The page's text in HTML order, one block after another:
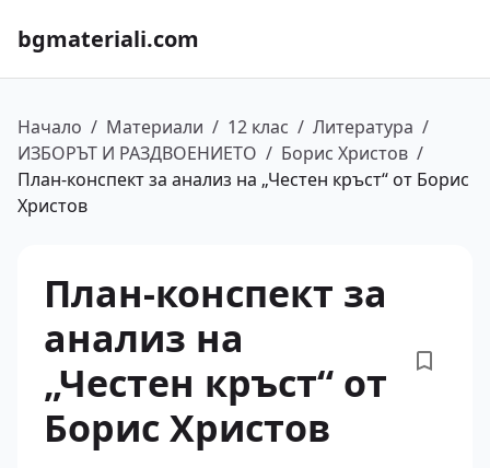
bgmateriali.com
Начало / Материали / 12 клас / Литература /
ИЗБОРЪТ И РАЗДВОЕНИЕТО / Борис Христов /
План-конспект за анализ на „Честен кръст“ от Борис
Христов
План-конспект за
анализ на
„Честен кръст“ от
Борис Христов